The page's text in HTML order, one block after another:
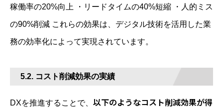
稼働率の20%向上 ・リードタイムの40%短縮 ・人的ミス
の90%削減 これらの効果は、デジタル技術を活用した業
務の効率化によって実現されています。
5.2. コスト削減効果の実績
DXを推進することで、 以下のようなコスト削減効果が得